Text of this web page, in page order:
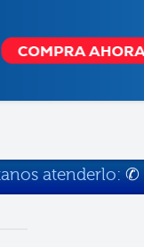
atenderlo: ✆